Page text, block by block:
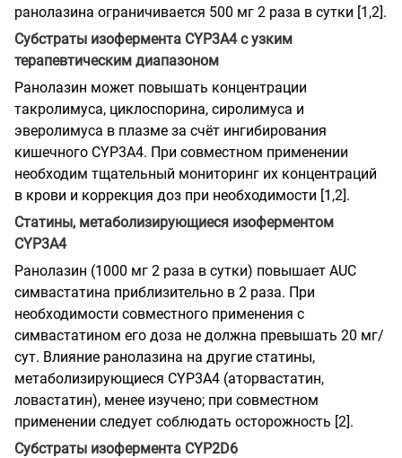
ранолазина ограничивается 500 мг 2 раза в сутки [1,2].
Субстраты изофермента CYP3A4 с узким
терапевтическим диапазоном
Ранолазин может повышать концентрации
такролимуса, циклоспорина, сиролимуса и
эверолимуса в плазме за счёт ингибирования
кишечного CYP3A4. При совместном применении
необходим тщательный мониторинг их концентраций
в крови и коррекция доз при необходимости [1,2].
Статины, метаболизирующиеся изоферментом
CYP3A4
Ранолазин (1000 мг 2 раза в сутки) повышает AUC
симвастатина приблизительно в 2 раза. При
необходимости совместного применения с
симвастатином его доза не должна превышать 20 мг/
сут. Влияние ранолазина на другие статины,
метаболизирующиеся CYP3A4 (аторвастатин,
ловастатин), менее изучено; при совместном
применении следует соблюдать осторожность [2].
Субстраты изофермента CYP2D6